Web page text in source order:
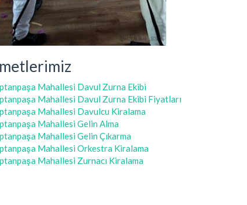
Mahallesi Davul Zurna Ekibi
Mahallesi Davul Zurna Ekibi Fiyatları
Mahallesi Davulcu Kiralama
Mahallesi Gelin Alma
Mahallesi Gelin Çıkarma
Mahallesi Orkestra Kiralama
Mahallesi Zurnacı Kiralama